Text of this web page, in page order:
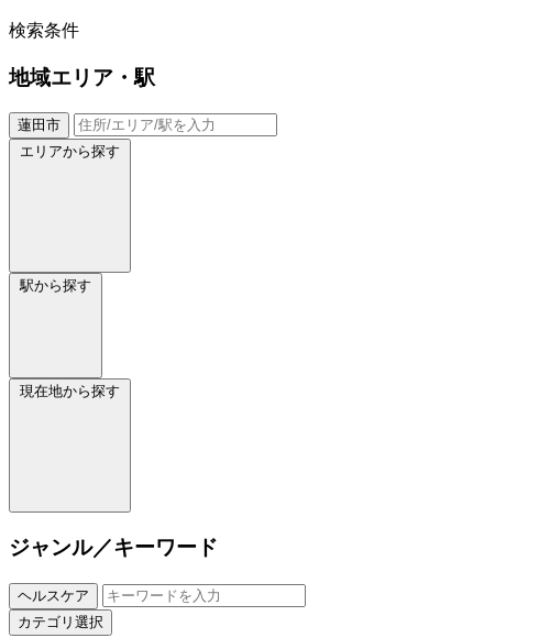
検索条件
地域エリア・駅
蓮田市
エリアから探す
駅から探す
現在地から探す
ジャンル／キーワード
ヘルスケア
カテゴリ選択